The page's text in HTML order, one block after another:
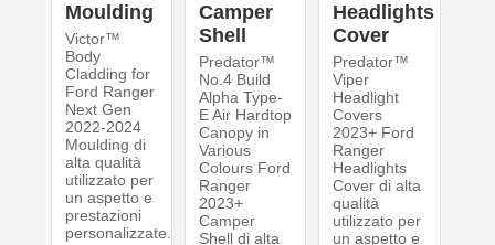
Moulding
Victor™
Body
Cladding for
Ford Ranger
Next Gen
2022-2024
Moulding di
alta qualità
utilizzato per
un aspetto e
prestazioni
personalizzate.
Camper
Shell
Predator™
‍No.4 Build‍
Alpha Type-
E Air Hardtop
Canopy in
Various
Colours Ford
Ranger
2023+
Camper
Shell di alta
Headlights
Cover
Predator™
Viper
Headlight
Covers
2023+ Ford
Ranger
Headlights
Cover di alta
qualità
utilizzato per
un aspetto e